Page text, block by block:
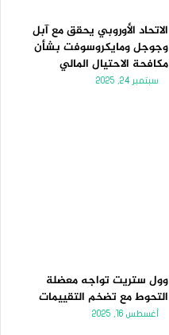
الاتحاد الأوروبي يحقق مع آبل
وجوجل ومايكروسوفت بشأن
مكافحة الاحتيال المالي
سبتمبر 24, 2025
وول ستريت تواجه معضلة
التحوط مع تضخم التقييمات
أغسطس 16, 2025